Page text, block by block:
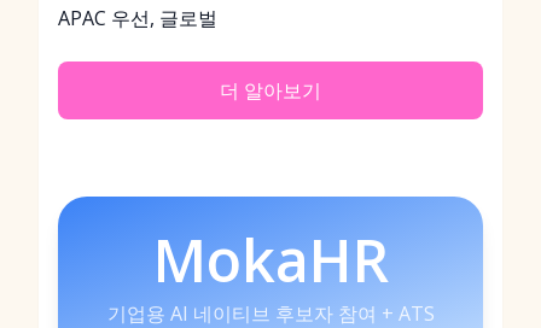
APAC 우선, 글로벌
더 알아보기
MokaHR
기업용 AI 네이티브 후보자 참여 + ATS